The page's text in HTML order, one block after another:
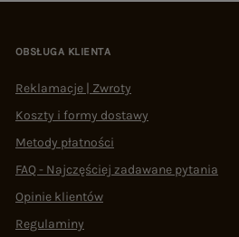
OBSŁUGA KLIENTA
Reklamacje | Zwroty
Koszty i formy dostawy
Metody płatności
FAQ - Najczęściej zadawane pytania
Opinie klientów
Regulaminy